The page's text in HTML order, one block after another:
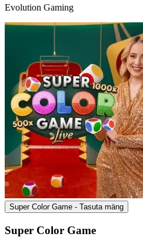
Evolution Gaming
Super Color Game - Tasuta mäng
Super Color Game